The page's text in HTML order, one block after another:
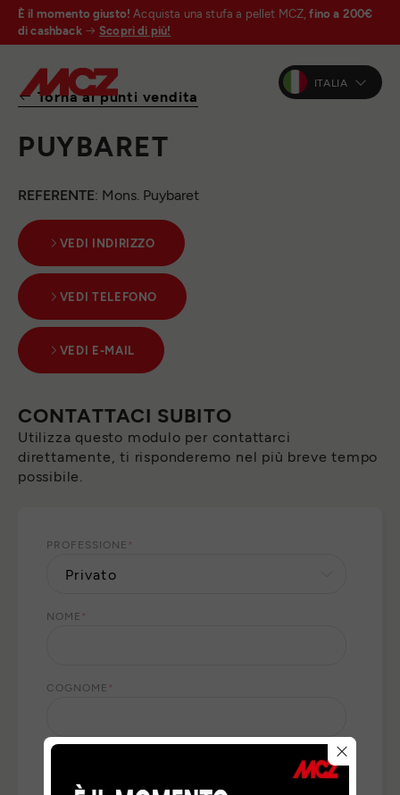
È il momento giusto! Acquista una stufa a pellet MCZ, fino a 200€
di cashback
Scopri di più!
ITALIA
Torna ai punti vendita
PUYBARET
REFERENTE: Mons. Puybaret
VEDI INDIRIZZO
VEDI TELEFONO
VEDI E-MAIL
CONTATTACI SUBITO
Utilizza questo modulo per contattarci
direttamente, ti risponderemo nel più breve tempo
possibile.
PROFESSIONE *
NOME *
COGNOME *